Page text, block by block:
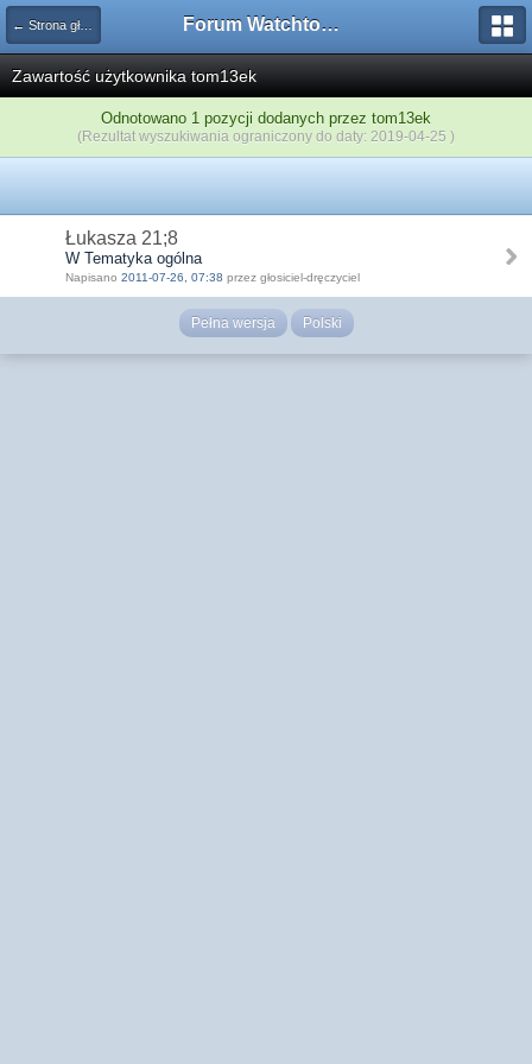
← Strona główna Forum Watchtower
Zawartość użytkownika tom13ek
Odnotowano 1 pozycji dodanych przez tom13ek
(Rezultat wyszukiwania ograniczony do daty: 2019-04-25 )
Łukasza 21;8
W Tematyka ogólna
Napisano 2011-07-26, 07:38 przez głosiciel-dręczyciel
Pełna wersja Polski